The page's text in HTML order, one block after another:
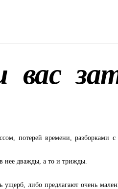
вас
потерей времени, разборками
нее дважды, а то и трижды.
ущерб, либо предлагают очень